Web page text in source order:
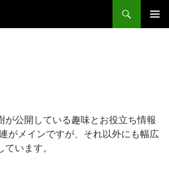
が公開している趣味とお役立ち情報
がメインですが、それ以外にも幅広
います。